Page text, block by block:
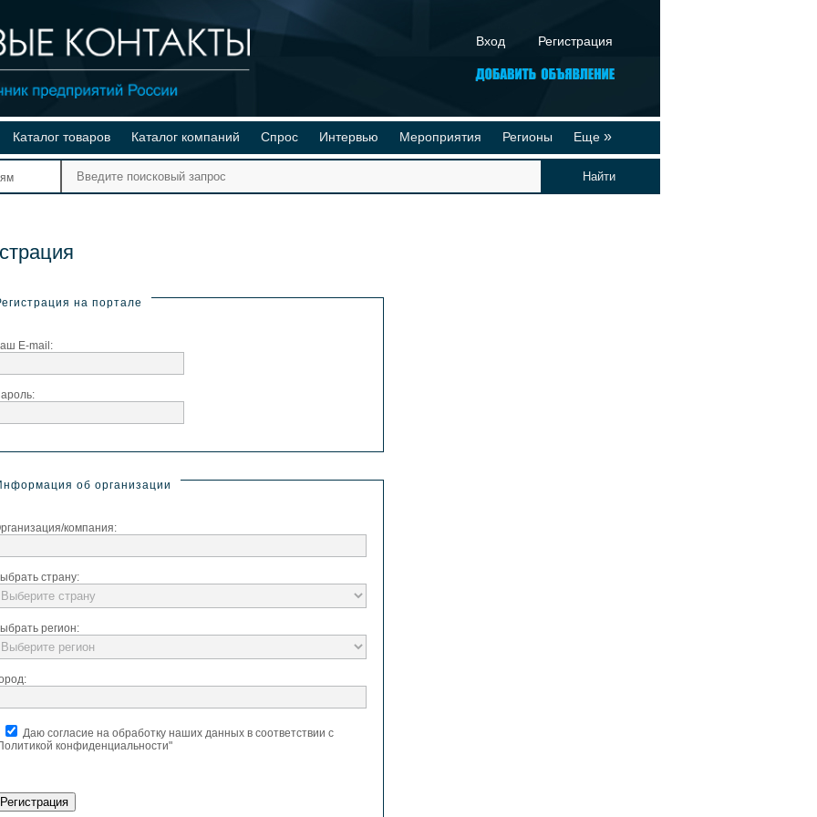
Вход Регистрация
Каталог товаров Каталог компаний Спрос Интервью Мероприятия Регионы Еще »
Реклама на сайте
на портале
E-mail:
об организации
компания:
страну:
регион:
Даю согласие на обработку наших данных в соответствии с
конфиденциальности"